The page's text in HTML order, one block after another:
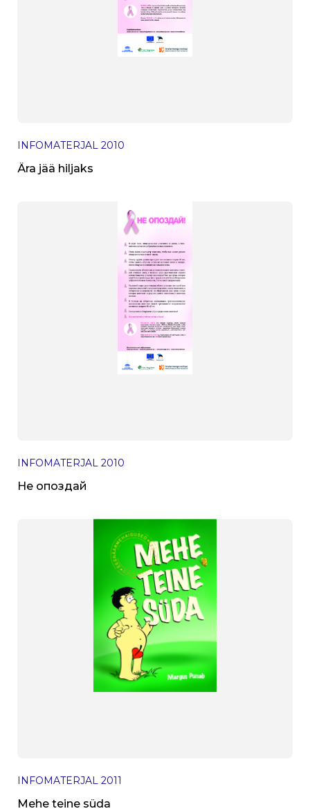
INFOMATERJAL 2010
Ära jää hiljaks
INFOMATERJAL 2010
Не опоздай
INFOMATERJAL 2011
Mehe teine süda